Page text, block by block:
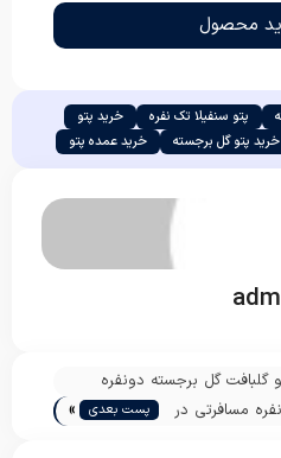
محصول
پتو سنفیلا تک نفره
خرید پتو
خرید پتو گل برجسته خرید عمده پتو
گلبافت گل برجسته دونفره
مسافرتی در
پست بعدی »